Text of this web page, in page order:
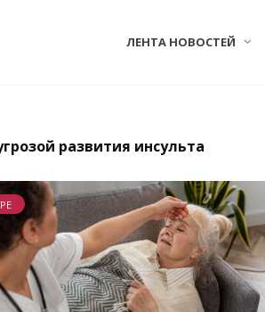
ЛЕНТА НОВОСТЕЙ
развития инсульта